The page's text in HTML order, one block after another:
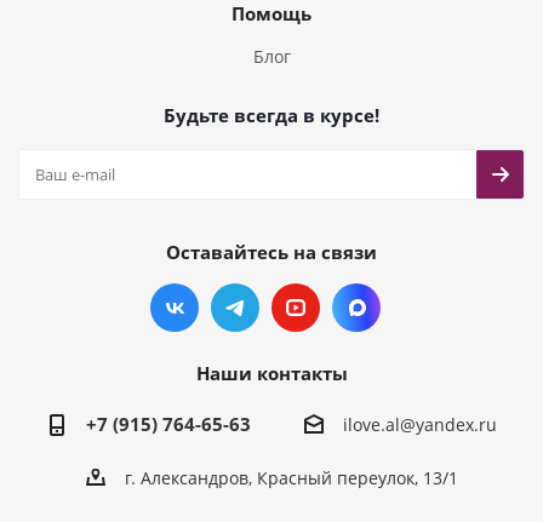
Помощь
Блог
Будьте всегда в курсе!
Оставайтесь на связи
Наши контакты
+7 (915) 764-65-63 ilove.al@yandex.ru
г. Александров, Красный переулок, 13/1